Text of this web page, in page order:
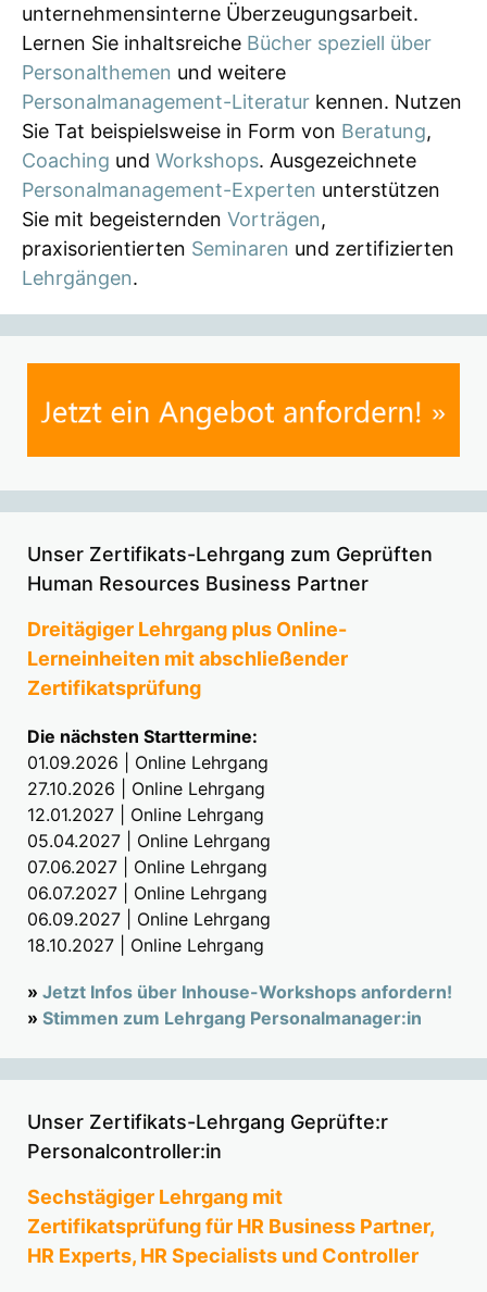
unternehmensinterne Überzeugungsarbeit.
Lernen Sie inhaltsreiche Bücher speziell über
Personalthemen und weitere
Personalmanagement-Literatur kennen. Nutzen
Sie Tat beispielsweise in Form von Beratung,
Coaching und Workshops. Ausgezeichnete
Personalmanagement-Experten unterstützen
Sie mit begeisternden Vorträgen,
praxisorientierten Seminaren und zertifizierten
Lehrgängen.
Unser Zertifikats-Lehrgang zum Geprüften
Human Resources Business Partner
Dreitägiger Lehrgang plus Online-
Lerneinheiten mit abschließender
Zertifikatsprüfung
Die nächsten Starttermine:
01.09.2026 | Online Lehrgang
27.10.2026 | Online Lehrgang
12.01.2027 | Online Lehrgang
05.04.2027 | Online Lehrgang
07.06.2027 | Online Lehrgang
06.07.2027 | Online Lehrgang
06.09.2027 | Online Lehrgang
18.10.2027 | Online Lehrgang
» Jetzt Infos über Inhouse-Workshops anfordern!
» Stimmen zum Lehrgang Personalmanager:in
Unser Zertifikats-Lehrgang Geprüfte:r
Personalcontroller:in
Sechstägiger Lehrgang mit
Zertifikatsprüfung für HR Business Partner,
HR Experts, HR Specialists und Controller